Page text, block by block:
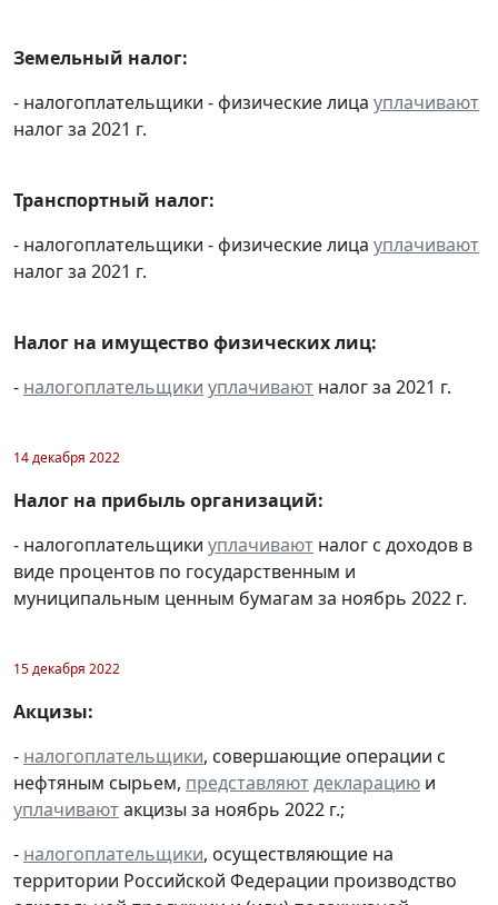
Земельный налог:
- налогоплательщики - физические лица уплачивают
налог за 2021 г.
Транспортный налог:
- налогоплательщики - физические лица уплачивают
налог за 2021 г.
Налог на имущество физических лиц:
- налогоплательщики уплачивают налог за 2021 г.
14 декабря 2022
Налог на прибыль организаций:
- налогоплательщики уплачивают налог с доходов в
виде процентов по государственным и
муниципальным ценным бумагам за ноябрь 2022 г.
15 декабря 2022
Акцизы:
- налогоплательщики, совершающие операции с
нефтяным сырьем, представляютдекларацию и
уплачиваютакцизы за ноябрь 2022 г.;
- налогоплательщики, осуществляющие на
территории Российской Федерации производство